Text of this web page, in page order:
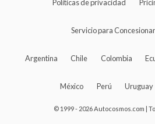
Políticas de privacidad
Servicio para
Argentina Chile Colombia
México Perú Uruguay
© 1999 - 2026 Autocosmos.com |